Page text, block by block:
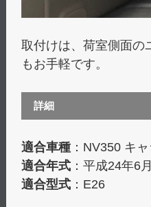
取付けは、荷室側面の
もお手軽です。
詳細
適合車種 ：NV350 キ
適合年式 ：平成24年6
適合型式 ：E26